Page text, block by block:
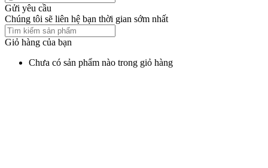
Gửi yêu cầu
Chúng tôi sẽ liên hệ bạn thời gian sớm nhất
Giỏ hàng của bạn
Chưa có sản phẩm nào trong giỏ hàng